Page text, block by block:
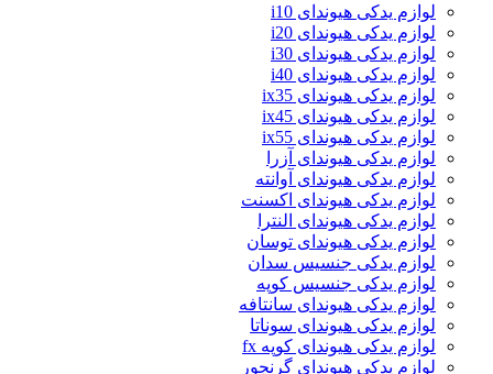
لوازم یدکی هیوندای i10
لوازم یدکی هیوندای i20
لوازم یدکی هیوندای i30
لوازم یدکی هیوندای i40
لوازم یدکی هیوندای ix35
لوازم یدکی هیوندای ix45
لوازم یدکی هیوندای ix55
لوازم یدکی هیوندای آزرا
لوازم یدکی هیوندای آوانته
لوازم یدکی هیوندای اکسنت
لوازم یدکی هیوندای النترا
لوازم یدکی هیوندای توسان
لوازم یدکی جنسیس سدان
لوازم یدکی جنسیس کوپه
لوازم یدکی هیوندای سانتافه
لوازم یدکی هیوندای سوناتا
لوازم یدکی هیوندای کوپه fx
لوازم یدکی هیوندای گرنجور